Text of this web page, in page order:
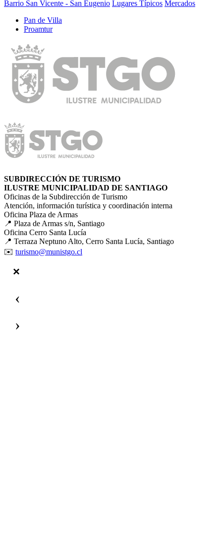
Barrio San Vicente - San Eugenio Lugares Típicos Mercados
Pan de Villa
Proamtur
SUBDIRECCIÓN DE TURISMO
ILUSTRE MUNICIPALIDAD DE SANTIAGO
Oficinas de la Subdirección de Turismo
Atención, información turística y coordinación interna
Oficina Plaza de Armas
📍 Plaza de Armas s/n, Santiago
Oficina Cerro Santa Lucía
📍 Terraza Neptuno Alto, Cerro Santa Lucía, Santiago
✉️ turismo@munistgo.cl
‹
›